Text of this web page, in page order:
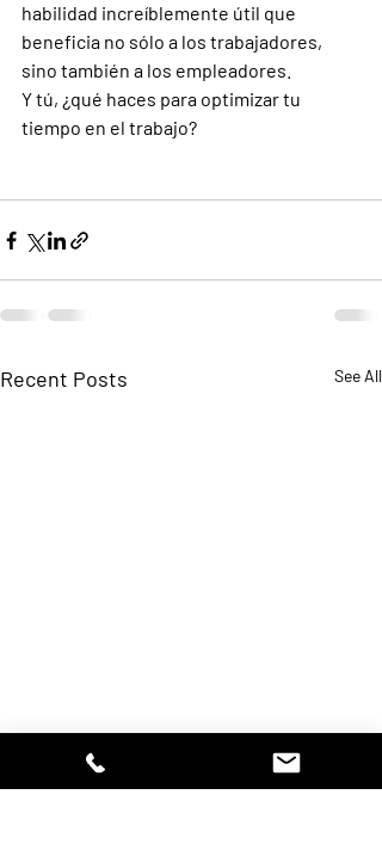
habilidad increíblemente útil que
beneficia no sólo a los trabajadores,
sino también a los empleadores.
Y tú, ¿qué haces para optimizar tu
tiempo en el trabajo?
Recent Posts See All